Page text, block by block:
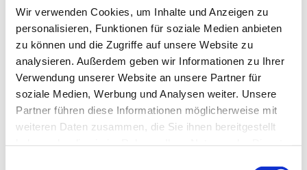
Wir verwenden Cookies, um Inhalte und Anzeigen zu
personalisieren, Funktionen für soziale Medien anbieten
zu können und die Zugriffe auf unsere Website zu
analysieren. Außerdem geben wir Informationen zu Ihrer
Verwendung unserer Website an unsere Partner für
soziale Medien, Werbung und Analysen weiter. Unsere
Partner führen diese Informationen möglicherweise mit
weiteren Daten zusammen, die Sie ihnen bereitgestellt